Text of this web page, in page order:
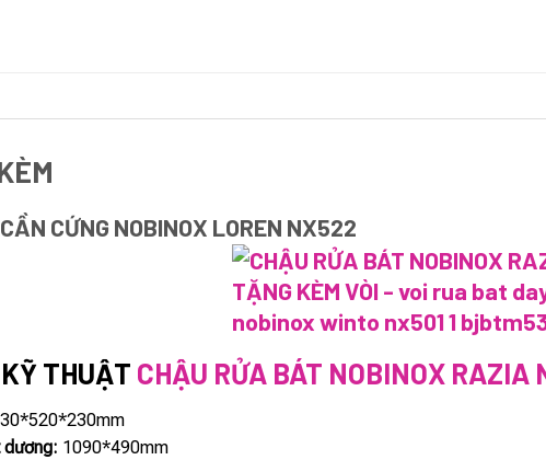
CỨNG NOBINOX LOREN NX522
THUẬT CHẬU RỬA BÁT NOBINOX RAZIA
1090*490mm